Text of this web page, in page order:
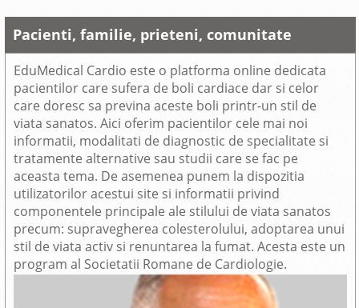
Pacienti, familie, prieteni, comunitate
EduMedical Cardio este o platforma online dedicata
pacientilor care sufera de boli cardiace dar si celor
care doresc sa previna aceste boli printr-un stil de
viata sanatos. Aici oferim pacientilor cele mai noi
informatii, modalitati de diagnostic de specialitate si
tratamente alternative sau studii care se fac pe
aceasta tema. De asemenea punem la dispozitia
utilizatorilor acestui site si informatii privind
componentele principale ale stilului de viata sanatos
precum: supravegherea colesterolului, adoptarea unui
stil de viata activ si renuntarea la fumat. Acesta este un
program al Societatii Romane de Cardiologie.